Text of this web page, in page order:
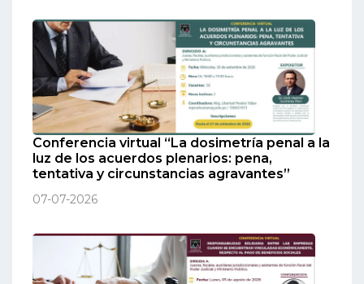
Conferencia virtual “La dosimetría penal a la
luz de los acuerdos plenarios: pena,
tentativa y circunstancias agravantes”
07-07-2026